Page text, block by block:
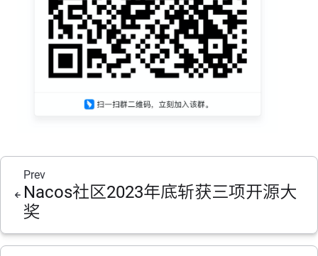
Prev
Nacos社区2023年底斩获三项开源大
奖